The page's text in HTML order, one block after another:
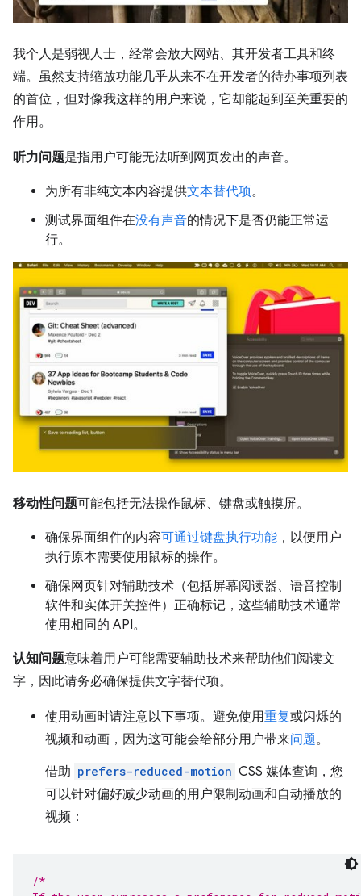
我个人是弱视人士，经常会放大网站、其开发者工具和终
端。虽然支持缩放功能几乎从来不在开发者的待办事项列表
的首位，但对像我这样的用户来说，它却能起到至关重要的
作用。
听力问题是指用户可能无法听到网页发出的声音。
为所有非纯文本内容提供文本替代项。
测试界面组件在没有声音的情况下是否仍能正常运
行。
移动性问题可能包括无法操作鼠标、键盘或触摸屏。
确保界面组件的内容可通过键盘执行功能 ，以便用户
执行原本需要使用鼠标的操作。
确保网页针对辅助技术（包括屏幕阅读器、语音控制
软件和实体开关控件）正确标记，这些辅助技术通常
使用相同的 API。
认知问题意味着用户可能需要辅助技术来帮助他们阅读文
字，因此请务必确保提供文字替代项。
使用动画时请注意以下事项。避免使用重复或闪烁的
视频和动画，因为这可能会给部分用户带来问题。
借助 prefers-reduced-motion CSS 媒体查询，您
可以针对偏好减少动画的用户限制动画和自动播放的
视频：
/*